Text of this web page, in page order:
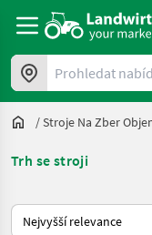
Prohledat nabídky
/Stroje Na Zber
Trh se stroji
Takto se řadí nabídky